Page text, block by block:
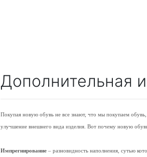
Дополнительная
Покупая новую обувь не все знают, что мы покупаем
улучшение внешнего вида изделия. Вот почему новую
Импрегнирование – разновидность наполнения, сутью